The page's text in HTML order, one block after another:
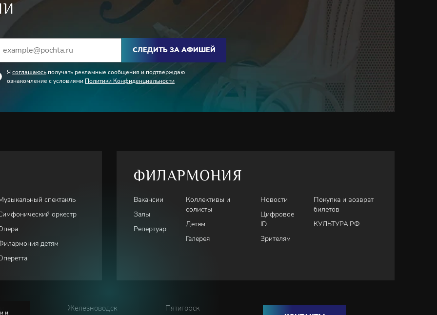
СЛЕДИТЬ ЗА АФИШЕЙ
Я соглашаюсь получать рекламные сообщения и подтверждаю
ознакомление с условиями Политики Конфиденциальности
спектакль
оркестр
детям
ФИЛАРМОНИЯ
Вакансии
Залы
Репертуар
Коллективы и
солисты
Детям
Галерея
Новости
Цифровое
ID
Зрителям
Покупка и возврат
билетов
КУЛЬТУРА.РФ
Железноводск Пятигорск
и